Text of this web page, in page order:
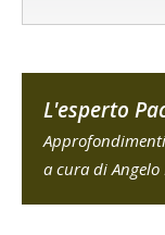
L'esperto
a cura di Angelo